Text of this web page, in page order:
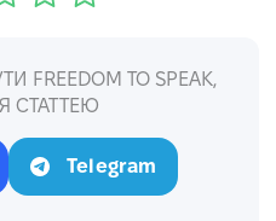
TO SPEAK,
СТАТТЕЮ
Telegram